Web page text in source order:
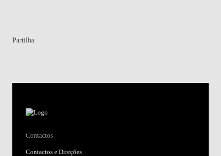
Partilha
Contactos
Contactos e Direções